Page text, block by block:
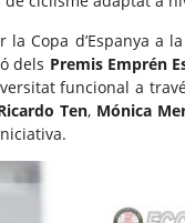
Copa d’Espanya a
dels Premis Emprén
funcional a
Ten, Mónica